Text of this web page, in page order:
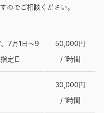
のでご相談ください。
7月1日～9
定日
50,000円
/ 1時間
30,000円
/ 1時間